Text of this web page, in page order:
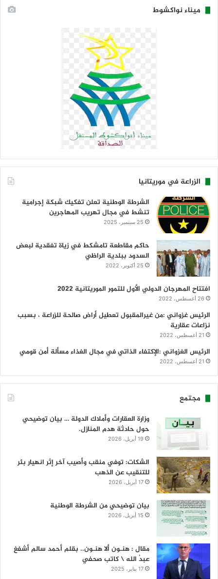
ميناء نواكشوط
الزراعة في موريتانيا
الشرطة الوطنية تعلن تفكيك شبكة إجرامية
تنشط في مجال تهريب المهاجرين
25 سبتمبر، 2025
حاكم مقاطعة تامشكط في زياة تفقدية لبعض
السدود ببلدية الراظي
25 أكتوبر، 2022
افتتاح المهرجان الدولي الأول للتمور الموريتانية 2022
26 أغسطس، 2022
الرئيس غزواني :من غيرالمقبول تعطيل أراض صالحة للزراعة ، بسبب
نزاعات عقارية
21 أغسطس، 2022
الرئيس الغزواني :الإكتفاء الذاتي في مجال الغذاء مسألة أمن قومي
21 أغسطس، 2022
مجتمع
وزارة العقارات وأملاك الدولة … بيان توضيحي
حول حادثة هدم المنازل.
19 أبريل، 2026
الشكات: توفي منقب وأصيب آخر إثر انهيار بئر
للتنقيب عن الذهب
17 أبريل، 2026
بيان توضيحي من الشرطة الوطنية
15 أبريل، 2026
مقال : هنـون ألا هنـون.. بقلم أحمد سالم أشفغ
عبدُ الله \ كاتب صحفي
17 يناير، 2025